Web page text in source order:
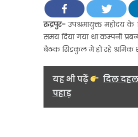
रुद्रपुर- उपश्रमायुक्त महोदय के
समय दिया गया था कम्पनी
बैठक सिडकुल में हो रहे
यह भी पढ़ें
दिल
पहाड़